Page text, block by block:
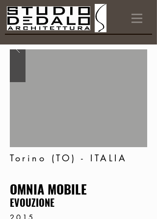
Torino (TO) - ITALIA
OMNIA MOBILE
EVOUZIONE